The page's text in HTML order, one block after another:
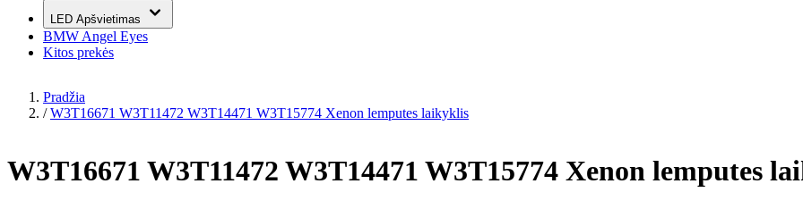
LED Apšvietimas
BMW Angel Eyes
Kitos prekės
Pradžia
/ W3T16671 W3T11472 W3T14471 W3T15774 Xenon lemputes laikyklis
W3T16671 W3T11472 W3T14471 W3T15774 Xenon lemputes